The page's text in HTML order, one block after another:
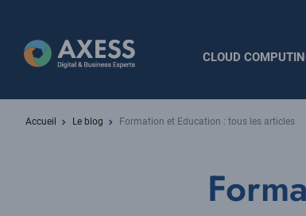
contenu
principal
principale
CLOUD
Fil
Accueil Le blog Formation et Education : tous les articles